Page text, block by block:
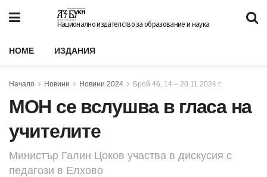
Национално издателство за образование и наука
HOME ИЗДАНИЯ
Начало Новини Новини 2024 Брой 46, 14 – 20.11.2024 г.
МОН се вслушва в гласа на
учителите
Министър Галин Цоков участва в дискусия с
педагози в Елхово